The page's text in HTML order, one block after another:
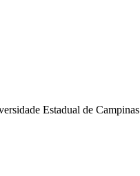
Estadual de Campinas